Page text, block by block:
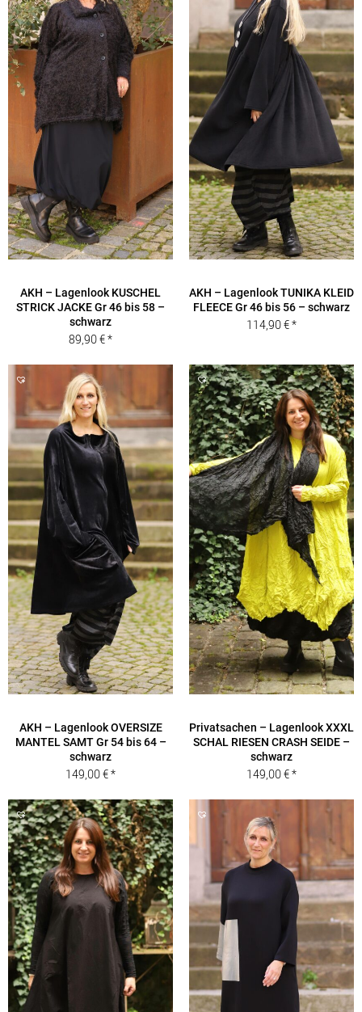
AKH – Lagenlook KUSCHEL
STRICK JACKE Gr 46 bis 58 –
schwarz
89,90€
AKH – Lagenlook TUNIKA KLEID
FLEECE Gr 46 bis 56 – schwarz
114,90€
AKH – Lagenlook OVERSIZE
MANTEL SAMT Gr 54 bis 64 –
schwarz
149,00€
Privatsachen – Lagenlook XXXL
SCHAL RIESEN CRASH SEIDE –
schwarz
149,00€